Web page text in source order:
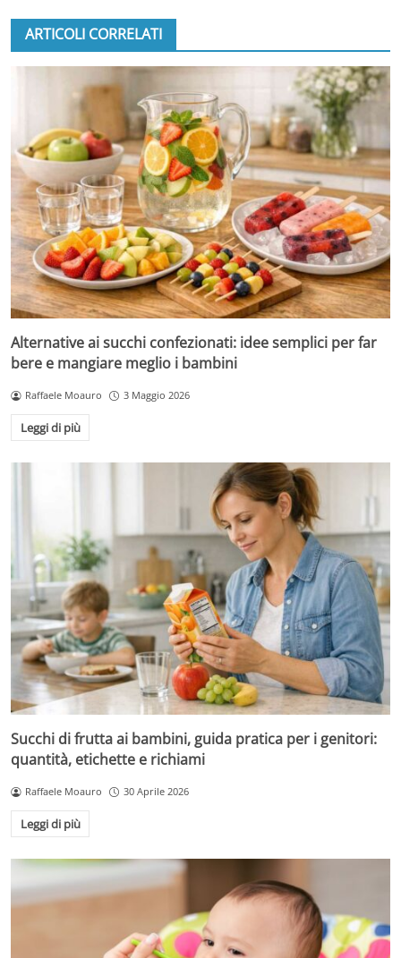
ARTICOLI CORRELATI
Alternative ai succhi confezionati: idee semplici per far
bere e mangiare meglio i bambini
Raffaele Moauro 3 Maggio 2026
Leggi di più
Succhi di frutta ai bambini, guida pratica per i genitori:
quantità, etichette e richiami
Raffaele Moauro 30 Aprile 2026
Leggi di più